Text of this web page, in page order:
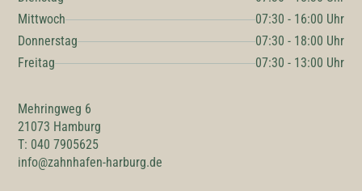
Mittwoch
07:30 - 16:00 Uhr
Donnerstag
07:30 - 18:00 Uhr
Freitag
07:30 - 13:00 Uhr
Mehringweg 6
21073 Hamburg
T: 040 7905625
info@zahnhafen-harburg.de